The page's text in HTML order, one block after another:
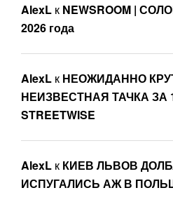
AlexL к NEWSROOM |
2026 года
AlexL к НЕОЖИДАННО
НЕИЗВЕСТНАЯ ТАЧКА ЗА
STREETWISE
AlexL к КИЕВ ЛЬВОВ
ИСПУГАЛИСЬ АЖ В